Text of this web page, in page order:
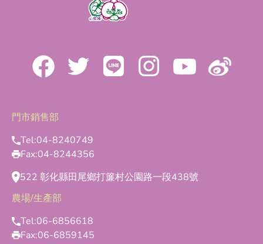
門市銷售部
Tel:04-8240749
Fax:04-8244356
522 彰化縣田尾鄉打簾村公園路一段438號
農場/生產部
Tel:06-6856618
Fax:06-6859145